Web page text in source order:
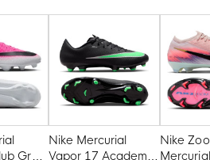
Gras
Nike Mercurial
Vapor 17 Academy
Nike